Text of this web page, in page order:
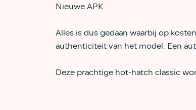
Nieuwe APK
Alles is dus gedaan waarbij op
authenticiteit van het model. Een
Deze prachtige hot-hatch classic